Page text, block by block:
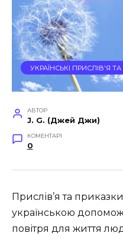
УКРАЇНСЬКІ ПРИСЛІВ'Я
АВТОР
J. G. (Джей Джи)
КОМЕНТАРІ
0
Прислів’я та
українською
повітря для життя